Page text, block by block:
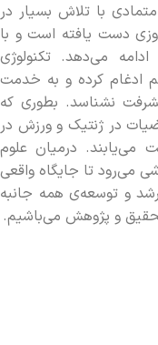
با تلاش بسیار در
دست یافته است و با
می‌­دهد. تکنولوژی
ادغام کرده و به خدمت
نشناسد. بطوری که
در ژنتیک و ورزش در
درمیان علوم
می‌­رود تا جایگاه واقعی
و توسعه­‌ی همه جانبه
و پژوهش می‌­باشیم.